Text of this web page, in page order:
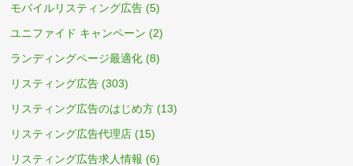
モバイルリスティング広告 (5)
ユニファイド キャンペーン (2)
ランディングページ最適化 (8)
リスティング広告 (303)
リスティング広告のはじめ方 (13)
リスティング広告代理店 (15)
リスティング広告求人情報 (6)